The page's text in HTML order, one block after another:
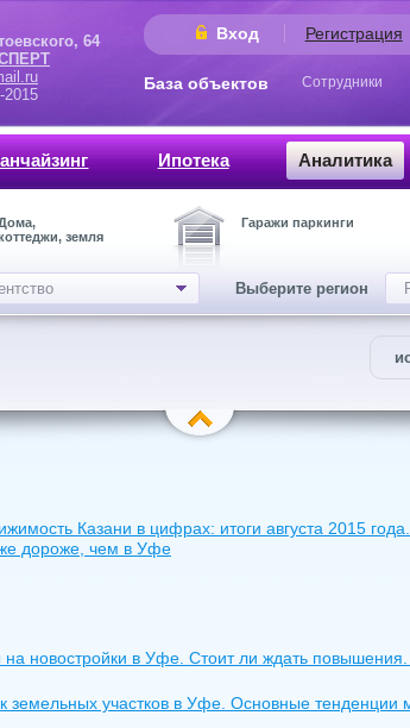
Вход Регистрация
64
База объектов Сотрудники
Ипотека Аналитика
земля
Гаражи паркинги
Выберите регион
Казани в цифрах: итоги августа 2015
дороже, чем в Уфе
новостройки в Уфе. Стоит ли ждать повышения.
земельных участков в Уфе. Основные тенденции